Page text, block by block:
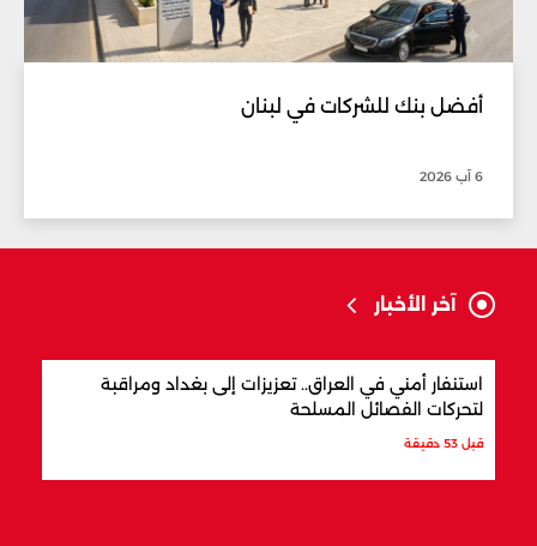
أفضل بنك للشركات في لبنان
6 آب 2026
آخر الأخبار
استنفار أمني في العراق.. تعزيزات إلى بغداد ومراقبة
لتحركات الفصائل المسلحة
قبل 53 دقيقة